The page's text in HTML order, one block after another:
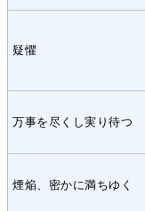
疑懼
万事を尽くし実り待つ
煙焔、密かに満ちゆく